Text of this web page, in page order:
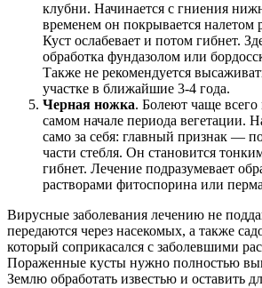
клубни. Начинается с гниения
временем он покрывается налетом
Куст ослабевает и потом гибнет.
обработка фундазолом или
Также не рекомендуется
участке в ближайшие 3-4 года.
Черная ножка. Болеют чаще
самом начале периода вегетации.
само за себя: главный признак —
части стебля. Он становится
гибнет. Лечение подразумевает
растворами фитоспорина или
Вирусные заболевания лечению не
передаются через насекомых, а также
который соприкасался с заболевшими
Пораженные кусты нужно полностью
Землю обработать известью и оставить